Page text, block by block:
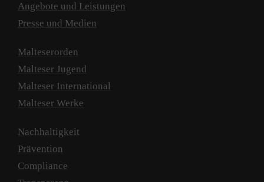
Angebote und Leistungen
Presse und Medien
Malteserorden
Malteser Jugend
Malteser International
Malteser Werke
Nachhaltigkeit
Prävention
Compliance